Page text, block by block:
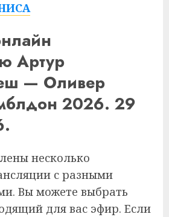
Артур
— Оливер
2026. 29
несколько
с разными
Вы можете выбрать
для вас эфир. Если